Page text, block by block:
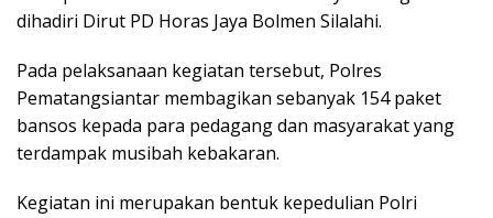
dihadiri Dirut PD Horas Jaya Bolmen Silalahi.
Pada pelaksanaan kegiatan tersebut, Polres
Pematangsiantar membagikan sebanyak 154 paket
bansos kepada para pedagang dan masyarakat yang
terdampak musibah kebakaran.
Kegiatan ini merupakan bentuk kepedulian Polri